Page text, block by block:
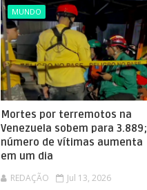
MUNDO
Mortes por terremotos na
Venezuela sobem para 3.889;
número de vítimas aumenta
em um dia
REDAÇÃO Jul 13, 2026